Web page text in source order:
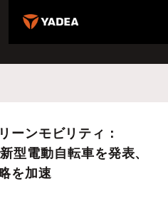
ーンモビリティ：
型電動自転車を発表、
を加速